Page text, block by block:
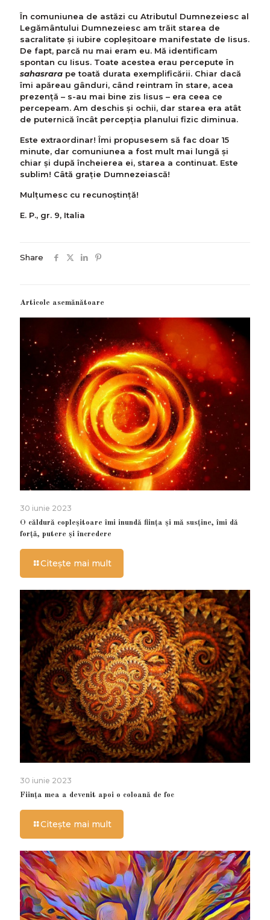
În comuniunea de astăzi cu Atributul Dumnezeiesc al
Legământului Dumnezeiesc am trăit starea de
sacralitate și iubire copleșitoare manifestate de Iisus.
De fapt, parcă nu mai eram eu. Mă identificam
spontan cu Iisus. Toate acestea erau percepute în
sahasrara pe toată durata exemplificării. Chiar dacă
îmi apăreau gânduri, când reintram în stare, acea
prezență – s-au mai bine zis Iisus – era ceea ce
percepeam. Am deschis și ochii, dar starea era atât
de puternică încât percepţia planului fizic diminua.
Este extraordinar! Îmi propusesem să fac doar 15
minute, dar comuniunea a fost mult mai lungă și
chiar și după încheierea ei, starea a continuat. Este
sublim! Câtă grație Dumnezeiască!
Mulțumesc cu recunoștință!
E. P., gr. 9, Italia
Share
Articole asemănătoare
30 iunie 2023
O căldură copleșitoare îmi inundă ființa și mă susține, îmi dă
forță, putere și încredere
Citește mai mult
30 iunie 2023
Ființa mea a devenit apoi o coloană de foc
Citește mai mult